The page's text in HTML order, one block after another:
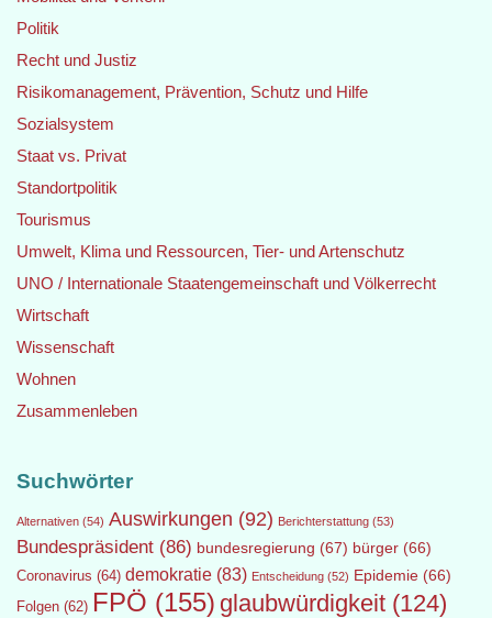
Politik
Recht und Justiz
Risikomanagement, Prävention, Schutz und Hilfe
Sozialsystem
Staat vs. Privat
Standortpolitik
Tourismus
Umwelt, Klima und Ressourcen, Tier- und Artenschutz
UNO / Internationale Staatengemeinschaft und Völkerrecht
Wirtschaft
Wissenschaft
Wohnen
Zusammenleben
Suchwörter
Alternativen (54) Auswirkungen (92) Berichterstattung (53)
Bundespräsident (86) bundesregierung (67) bürger (66)
Coronavirus (64) demokratie (83) Entscheidung (52) Epidemie (66)
Folgen (62) FPÖ (155) glaubwürdigkeit (124)